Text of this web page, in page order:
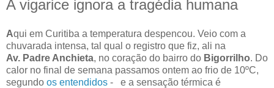
A vigarice ignora a tragédia humana
Aqui em Curitiba a temperatura despencou. Veio com a
chuvarada intensa, tal qual o registro que fiz, ali na
Av. Padre Anchieta, no coração do bairro do Bigorrilho. Do
calor no final de semana passamos ontem ao frio de 10ºC,
segundo os entendidos - e a sensação térmica é